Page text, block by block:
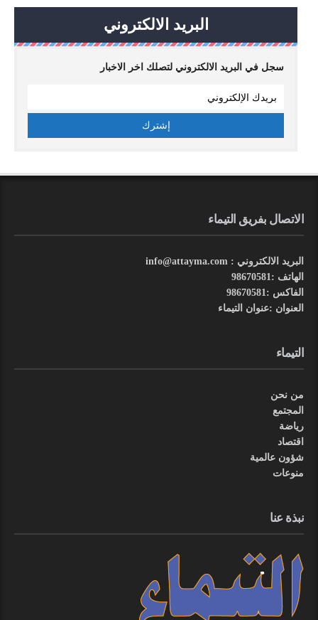
البريد الالكتروني
سجل في البريد الالكتروني لتصلك اخر الاخبار
الاتصال بفريق التيماء
البريد الالكتروني : info@attayma.com
الهاتف :98670581
الفاكس :98670581
العنوان :عنوان التيماء
التيماء
من نحن
المجتمع
رياضة
اقتصاد
شؤون عالمية
منوعات
نبذة عنا